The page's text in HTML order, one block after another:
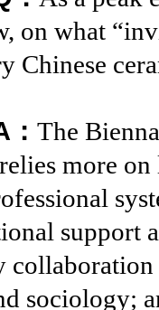
on what
Chinese
：The
more on
support
sociology;